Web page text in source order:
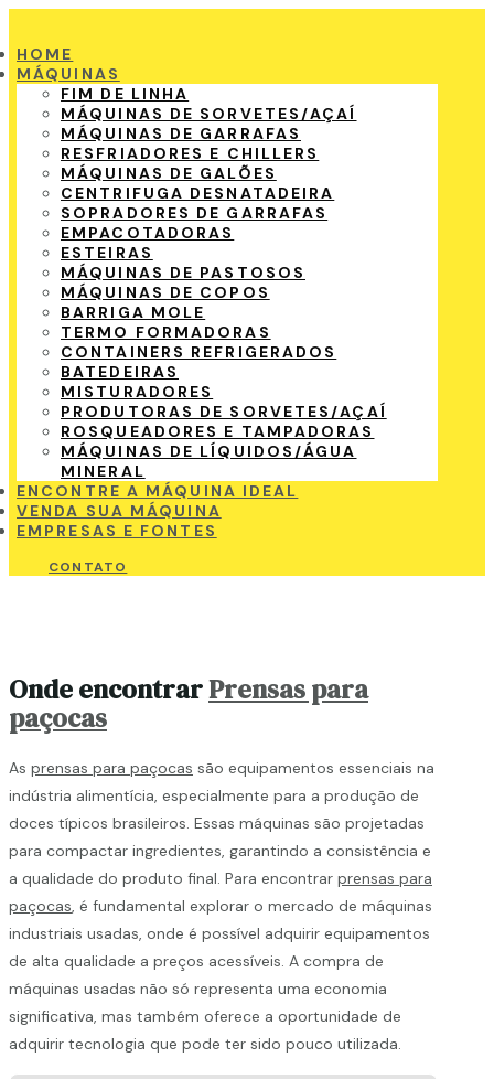
HOME
MÁQUINAS
FIM DE LINHA
MÁQUINAS DE SORVETES/AÇAÍ
MÁQUINAS DE GARRAFAS
RESFRIADORES E CHILLERS
MÁQUINAS DE GALÕES
CENTRIFUGA DESNATADEIRA
SOPRADORES DE GARRAFAS
EMPACOTADORAS
ESTEIRAS
MÁQUINAS DE PASTOSOS
MÁQUINAS DE COPOS
BARRIGA MOLE
TERMO FORMADORAS
CONTAINERS REFRIGERADOS
BATEDEIRAS
MISTURADORES
PRODUTORAS DE SORVETES/AÇAÍ
ROSQUEADORES E TAMPADORAS
MÁQUINAS DE LÍQUIDOS/ÁGUA
MINERAL
ENCONTRE A MÁQUINA IDEAL
VENDA SUA MÁQUINA
EMPRESAS E FONTES
CONTATO
Onde encontrarPrensas para
paçocas
As prensas para paçocas são equipamentos essenciais na
indústria alimentícia, especialmente para a produção de
doces típicos brasileiros. Essas máquinas são projetadas
para compactar ingredientes, garantindo a consistência e
a qualidade do produto final. Para encontrar prensas para
paçocas, é fundamental explorar o mercado de máquinas
industriais usadas, onde é possível adquirir equipamentos
de alta qualidade a preços acessíveis. A compra de
máquinas usadas não só representa uma economia
significativa, mas também oferece a oportunidade de
adquirir tecnologia que pode ter sido pouco utilizada.